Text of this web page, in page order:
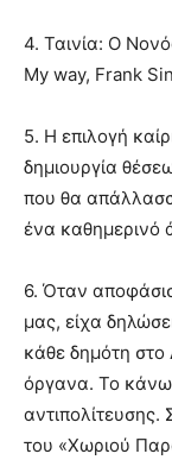
4. Ταινία: Ο
My way, Frank
5. Η επιλογή
δημιουργία
που θα
ένα καθημερινό
6. Όταν
μας, είχα
κάθε δημότη στο
όργανα. Το κάνω
αντιπολίτευσης.
του «Χωριού